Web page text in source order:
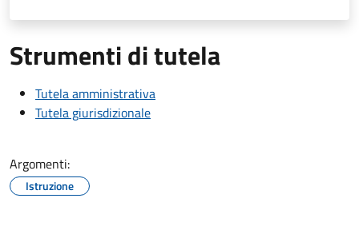
Strumenti di tutela
Tutela amministrativa
Tutela giurisdizionale
Argomenti:
Istruzione